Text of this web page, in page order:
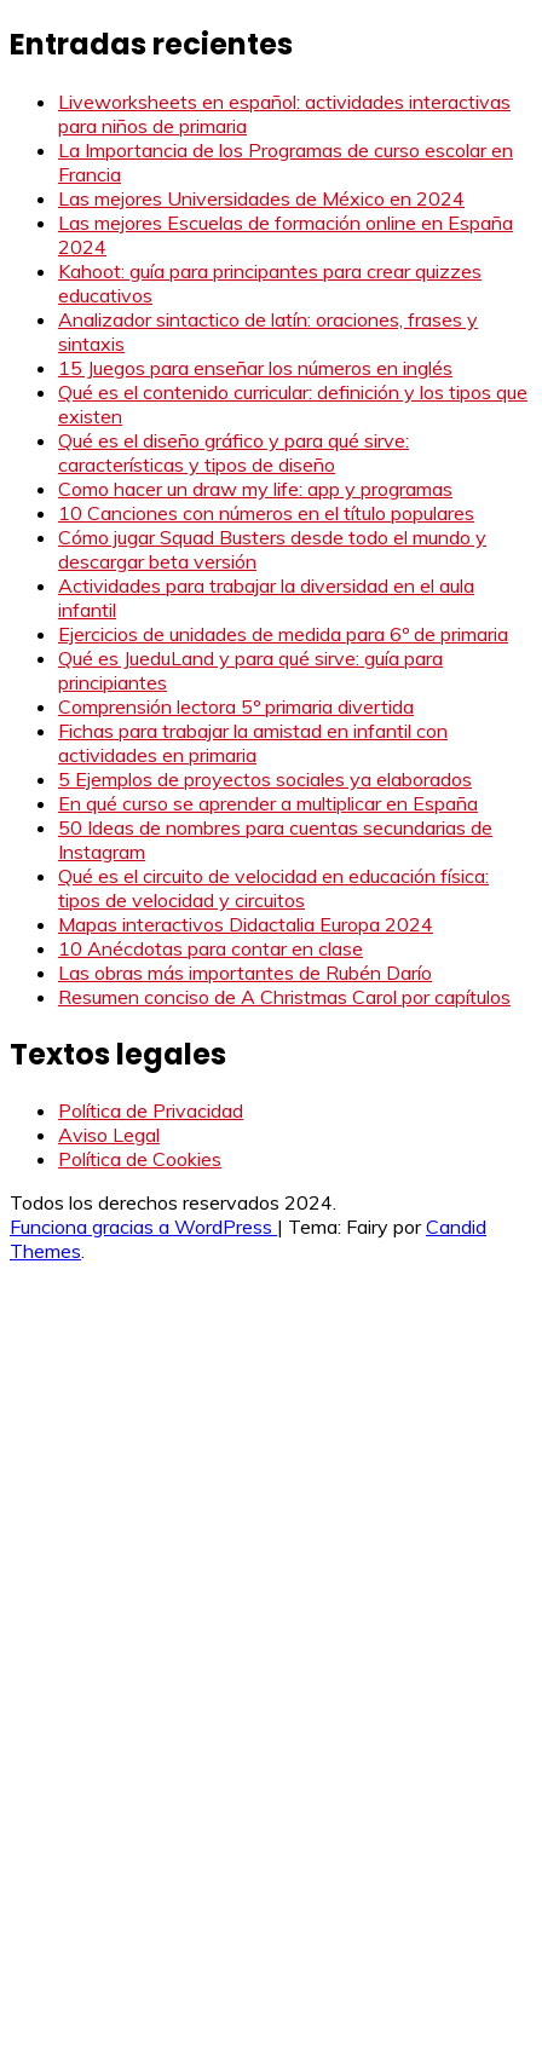
Entradas recientes
Liveworksheets en español: actividades interactivas
para niños de primaria
La Importancia de los Programas de curso escolar en
Francia
Las mejores Universidades de México en 2024
Las mejores Escuelas de formación online en España
2024
Kahoot: guía para principantes para crear quizzes
educativos
Analizador sintactico de latín: oraciones, frases y
sintaxis
15 Juegos para enseñar los números en inglés
Qué es el contenido curricular: definición y los tipos que
existen
Qué es el diseño gráfico y para qué sirve:
características y tipos de diseño
Como hacer un draw my life: app y programas
10 Canciones con números en el título populares
Cómo jugar Squad Busters desde todo el mundo y
descargar beta versión
Actividades para trabajar la diversidad en el aula
infantil
Ejercicios de unidades de medida para 6º de primaria
Qué es JueduLand y para qué sirve: guía para
principiantes
Comprensión lectora 5º primaria divertida
Fichas para trabajar la amistad en infantil con
actividades en primaria
5 Ejemplos de proyectos sociales ya elaborados
En qué curso se aprender a multiplicar en España
50 Ideas de nombres para cuentas secundarias de
Instagram
Qué es el circuito de velocidad en educación física:
tipos de velocidad y circuitos
Mapas interactivos Didactalia Europa 2024
10 Anécdotas para contar en clase
Las obras más importantes de Rubén Darío
Resumen conciso de A Christmas Carol por capítulos
Textos legales
Política de Privacidad
Aviso Legal
Política de Cookies
Todos los derechos reservados 2024.
Funciona gracias a WordPress | Tema: Fairy porCandid
Themes.